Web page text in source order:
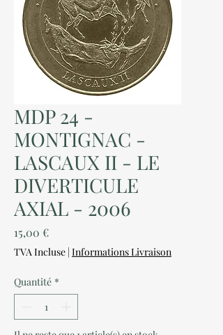
MDP 24 -
MONTIGNAC -
LASCAUX II - LE
DIVERTICULE
AXIAL - 2006
15,00 €Prix
TVA Incluse | Informations Livraison
Quantité *